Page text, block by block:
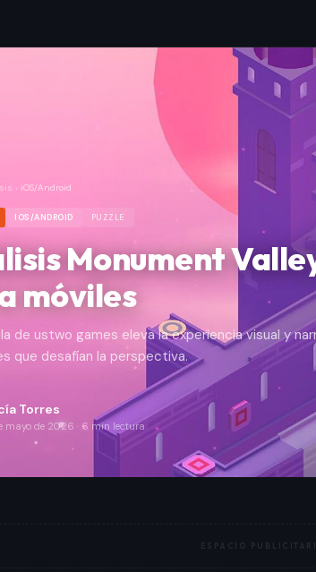
› iOS/Android
IOS/ANDROID PUZZLE
Monument
móviles
de ustwo games eleva la experiencia visual y
que desafían la perspectiva.
Torres
mayo de 2026 · 6 min lectura
ESPACIO